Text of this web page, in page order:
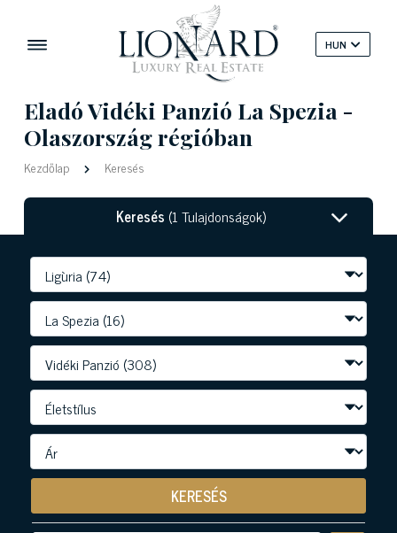
HUN
Eladó Vidéki Panzió La Spezia -
Olaszország régióban
Kezdőlap Keresés
Keresés (1 Tulajdonságok)
KERESÉS